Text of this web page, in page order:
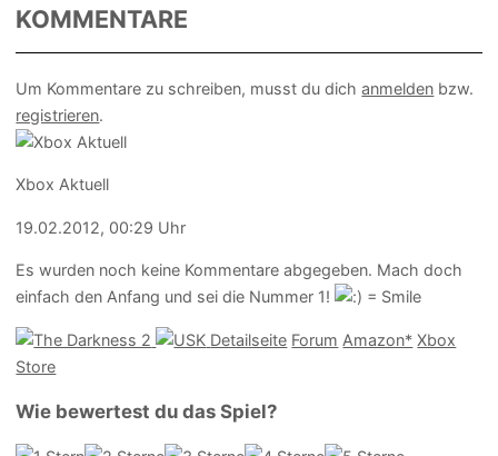
KOMMENTARE
Um Kommentare zu schreiben, musst du dichanmelden bzw.
registrieren.
Xbox Aktuell
19.02.2012, 00:29 Uhr
Es wurden noch keine Kommentare abgegeben. Mach doch
einfach den Anfang und sei die Nummer 1!
Detailseite Forum Amazon* Xbox
Store
Wie bewertest du das Spiel?